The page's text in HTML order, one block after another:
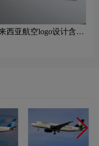
西亚航空logo设计含义